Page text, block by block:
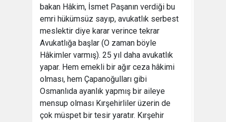
bakan Hâkim, İsmet Paşanın verdiği bu
emri hükümsüz sayıp, avukatlık serbest
meslektir diye karar verince tekrar
Avukatlığa başlar (O zaman böyle
Hâkimler varmış). 25 yıl daha avukatlık
yapar. Hem emekli bir ağır ceza hâkimi
olması, hem Çapanoğulları gibi
Osmanlıda ayanlık yapmış bir aileye
mensup olması Kırşehirliler üzerin de
çok müspet bir tesir yaratır. Kırşehir